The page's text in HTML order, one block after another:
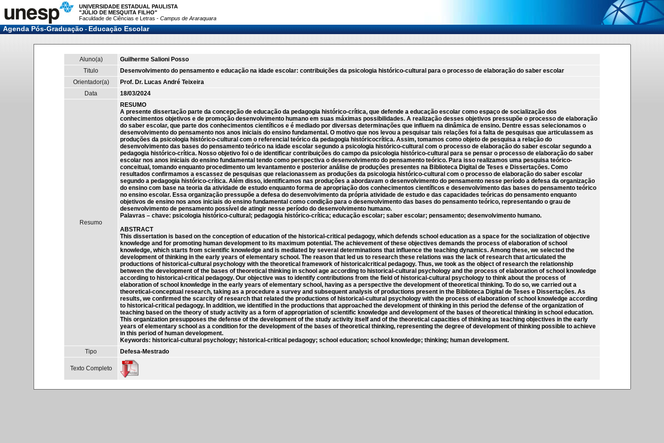
UNIVERSIDADE ESTADUAL PAULISTA
"JÚLIO DE MESQUITA FILHO"
Faculdade de Ciências e Letras - Campus de Araraquara
Agenda Pós-Graduação-Educação Escolar
Aluno(a)
Guilherme Salioni Posso
Titulo
Desenvolvimento do pensamento e educação na idade escolar: contribuições da psicologia histórico-cultural para o processo de elaboração do saber escolar
Orientador(a)
Prof. Dr. Lucas André Teixeira
Data
18/03/2024
Resumo
RESUMO
A presente dissertação parte da concepção de educação da pedagogia histórico-crítica, que defende a educação escolar como espaço de socialização dos
conhecimentos objetivos e de promoção desenvolvimento humano em suas máximas possibilidades. A realização desses objetivos pressupõe o processo de elaboração
do saber escolar, que parte dos conhecimentos científicos e é mediado por diversas determinações que influem na dinâmica de ensino. Dentre essas selecionamos o
desenvolvimento do pensamento nos anos iniciais do ensino fundamental. O motivo que nos levou a pesquisar tais relações foi a falta de pesquisas que articulassem as
produções da psicologia histórico-cultural com o referencial teórico da pedagogia históricocrítica. Assim, tomamos como objeto de pesquisa a relação do
desenvolvimento das bases do pensamento teórico na idade escolar segundo a psicologia histórico-cultural com o processo de elaboração do saber escolar segundo a
pedagogia histórico-crítica. Nosso objetivo foi o de identificar contribuições do campo da psicologia histórico-cultural para se pensar o processo de elaboração do saber
escolar nos anos iniciais do ensino fundamental tendo como perspectiva o desenvolvimento do pensamento teórico. Para isso realizamos uma pesquisa teórico-
conceitual, tomando enquanto procedimento um levantamento e posterior análise de produções presentes na Biblioteca Digital de Teses e Dissertações. Como
resultados confirmamos a escassez de pesquisas que relacionassem as produções da psicologia histórico-cultural com o processo de elaboração do saber escolar
segundo a pedagogia histórico-crítica. Além disso, identificamos nas produções a abordavam o desenvolvimento do pensamento nesse período a defesa da organização
do ensino com base na teoria da atividade de estudo enquanto forma de apropriação dos conhecimentos científicos e desenvolvimento das bases do pensamento teórico
no ensino escolar. Essa organização pressupõe a defesa do desenvolvimento da própria atividade de estudo e das capacidades teóricas do pensamento enquanto
objetivos de ensino nos anos iniciais do ensino fundamental como condição para o desenvolvimento das bases do pensamento teórico, representando o grau de
desenvolvimento de pensamento possível de atingir nesse período do desenvolvimento humano.
Palavras – chave: psicologia histórico-cultural; pedagogia histórico-crítica; educação escolar; saber escolar; pensamento; desenvolvimento humano.
ABSTRACT
This dissertation is based on the conception of education of the historical-critical pedagogy, which defends school education as a space for the socialization of objective
knowledge and for promoting human development to its maximum potential. The achievement of these objectives demands the process of elaboration of school
knowledge, which starts from scientific knowledge and is mediated by several determinations that influence the teaching dynamics. Among these, we selected the
development of thinking in the early years of elementary school. The reason that led us to research these relations was the lack of research that articulated the
productions of historical-cultural psychology with the theoretical framework of historicalcritical pedagogy. Thus, we took as the object of research the relationship
between the development of the bases of theoretical thinking in school age according to historical-cultural psychology and the process of elaboration of school knowledge
according to historical-critical pedagogy. Our objective was to identify contributions from the field of historical-cultural psychology to think about the process of
elaboration of school knowledge in the early years of elementary school, having as a perspective the development of theoretical thinking. To do so, we carried out a
theoretical-conceptual research, taking as a procedure a survey and subsequent analysis of productions present in the Biblioteca Digital de Teses e Dissertações. As
results, we confirmed the scarcity of research that related the productions of historical-cultural psychology with the process of elaboration of school knowledge according
to historical-critical pedagogy. In addition, we identified in the productions that approached the development of thinking in this period the defense of the organization of
teaching based on the theory of study activity as a form of appropriation of scientific knowledge and development of the bases of theoretical thinking in school education.
This organization presupposes the defense of the development of the study activity itself and of the theoretical capacities of thinking as teaching objectives in the early
years of elementary school as a condition for the development of the bases of theoretical thinking, representing the degree of development of thinking possible to achieve
in this period of human development.
Keywords: historical-cultural psychology; historical-critical pedagogy; school education; school knowledge; thinking; human development.
Tipo
Defesa-Mestrado
Texto Completo